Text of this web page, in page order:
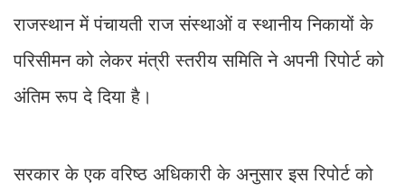
राजस्थान में पंचायती राज संस्थाओं व स्थानीय निकायों के
परिसीमन को लेकर मंत्री स्तरीय समिति ने अपनी रिपोर्ट को
अंतिम रूप दे दिया है।
सरकार के एक वरिष्ठ अधिकारी के अनुसार इस रिपोर्ट को